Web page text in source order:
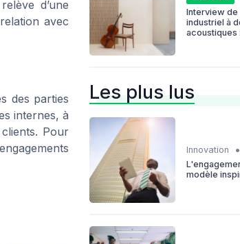
d’une
avec
des parties
internes, à
Pour
Interview de
industriel à
acoustiques
Les plus lus
Innovation •
modèle